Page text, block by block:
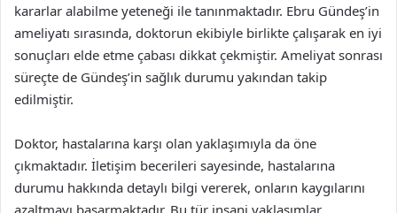
kararlar alabilme yeteneği ile tanınmaktadır. Ebru Gündeş’in
ameliyatı sırasında, doktorun ekibiyle birlikte çalışarak en iyi
sonuçları elde etme çabası dikkat çekmiştir. Ameliyat sonrası
süreçte de Gündeş’in sağlık durumu yakından takip
edilmiştir.
Doktor, hastalarına karşı olan yaklaşımıyla da öne
çıkmaktadır. İletişim becerileri sayesinde, hastalarına
durumu hakkında detaylı bilgi vererek, onların kaygılarını
azaltmayı başarmaktadır. Bu tür insani yaklaşımlar,